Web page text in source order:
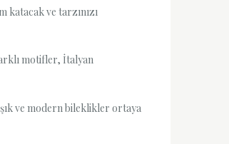
ve tarzınızı
motifler, İtalyan
ve modern bileklikler ortaya